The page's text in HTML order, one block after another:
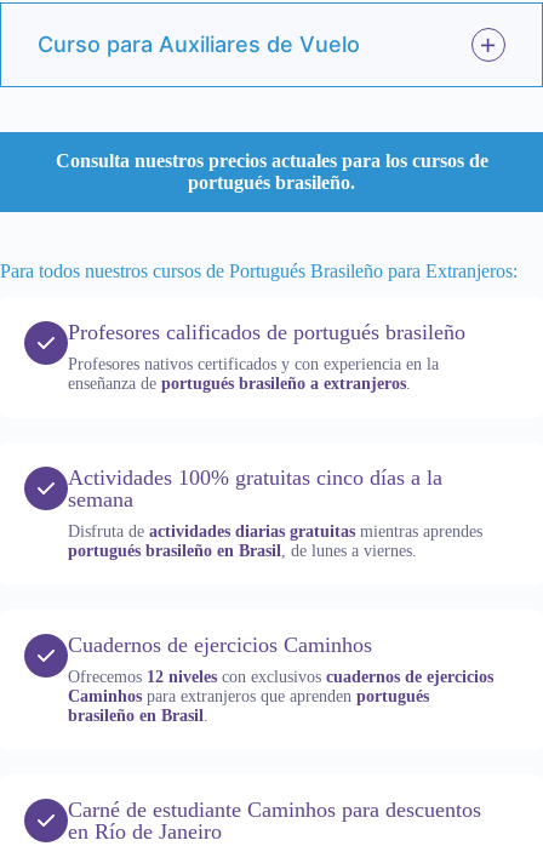
Curso para Auxiliares de Vuelo
Consulta nuestros precios actuales para los cursos de
portugués brasileño.
Para todos nuestros cursos de Portugués Brasileño para Extranjeros:
Profesores calificados de portugués brasileño
Profesores nativos certificados y con experiencia en la
enseñanza de portugués brasileño a extranjeros.
Actividades 100% gratuitas cinco días a la
semana
Disfruta de actividades diarias gratuitas mientras aprendes
portugués brasileño en Brasil, de lunes a viernes.
Cuadernos de ejercicios Caminhos
Ofrecemos 12 niveles con exclusivos cuadernos de ejercicios
Caminhos para extranjeros que aprenden portugués
brasileño en Brasil.
Carné de estudiante Caminhos para descuentos
en Río de Janeiro